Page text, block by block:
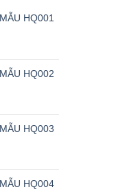
HQ001
HQ002
HQ003
HQ004